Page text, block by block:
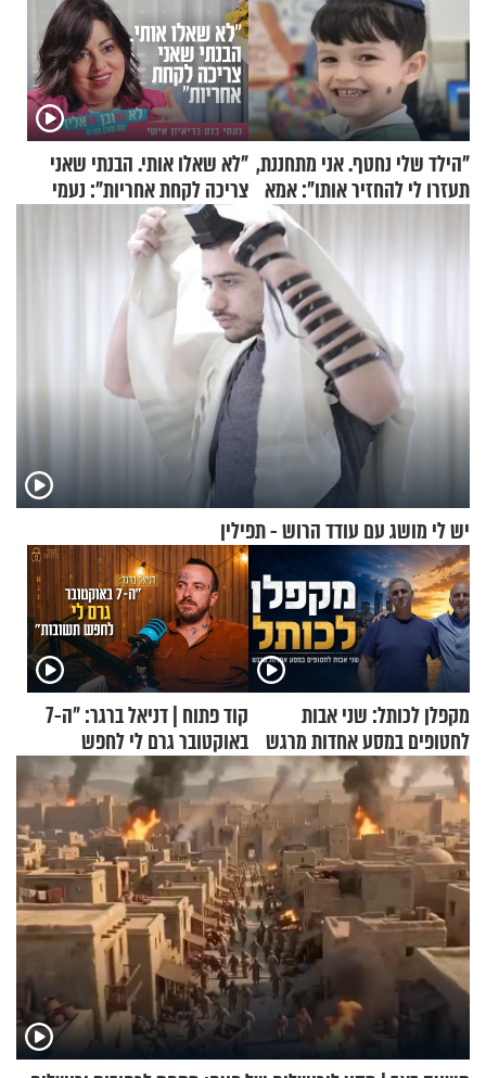
"הילד שלי נחטף. אני מתחננת,
תעזרו לי להחזיר אותו": אמא
"לא שאלו אותי. הבנתי שאני
צריכה לקחת אחריות": נעמי
בנט בריאיון אישי
יש לי מושג עם עודד הרוש - תפילין
מקפלן לכותל: שני אבות
לחטופים במסע אחדות מרגש
קוד פתוח | דניאל ברגר: "ה-7
באוקטובר גרם לי לחפש
תשובות"